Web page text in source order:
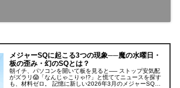
メジャーSQに起こる3つの現象──魔の水曜日・
板の歪み・幻のSQとは？
朝イチ、パソコンを開いて板を見ると── ストップ安気配
がズラリ😱「なんじゃこりゃ!?」と慌ててニュースを探す
も、材料ゼロ。 記憶に新しい2026年3月のメジャーSQで